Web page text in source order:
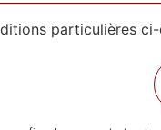
particulières